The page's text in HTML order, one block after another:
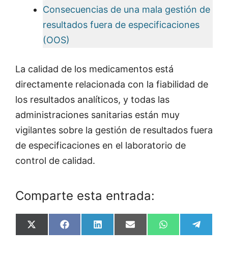
Consecuencias de una mala gestión de
resultados fuera de especificaciones
(OOS)
La calidad de los medicamentos está
directamente relacionada con la fiabilidad de
los resultados analíticos, y todas las
administraciones sanitarias están muy
vigilantes sobre la gestión de resultados fuera
de especificaciones en el laboratorio de
control de calidad.
Comparte esta entrada:
Compartir
en
X
(
Compartir
en
F
a
Compartir
en
L
i
Compartir
en
E
m
Compartir
en
W
h
en
e